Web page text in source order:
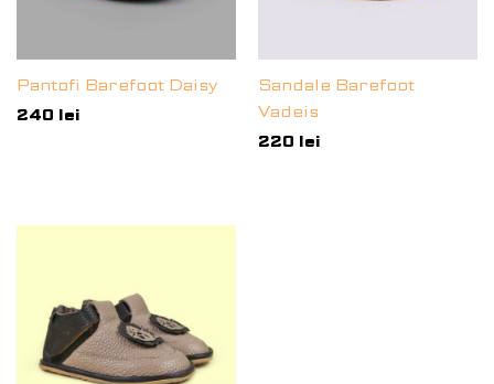
Pantofi Barefoot Daisy
240 lei
Sandale Barefoot
Vadeis
220 lei